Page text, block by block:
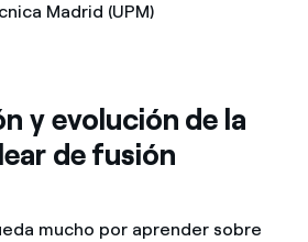
Madrid (UPM)
y evolución de la
de fusión
mucho por aprender sobre